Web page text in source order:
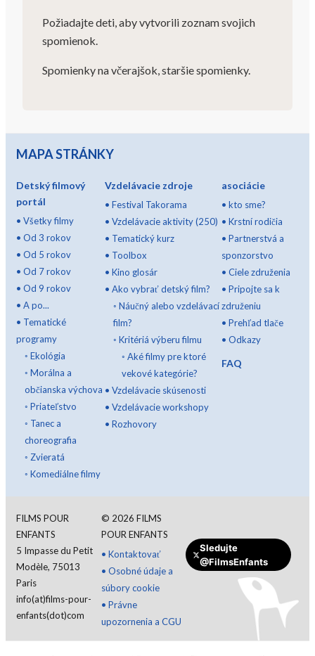
Požiadajte deti, aby vytvorili zoznam svojich
spomienok.
Spomienky na včerajšok, staršie spomienky.
MAPA STRÁNKY
Detský filmový
portál
• Všetky filmy
• Od 3 rokov
• Od 5 rokov
• Od 7 rokov
• Od 9 rokov
• A po...
• Tematické
programy
◦ Ekológia
◦ Morálna a
občianska výchova
◦ Priateľstvo
◦ Tanec a
choreografia
◦ Zvieratá
◦ Komediálne filmy
Vzdelávacie zdroje
• Festival Takorama
• Vzdelávacie aktivity (250)
• Tematický kurz
• Toolbox
• Kino glosár
• Ako vybrať detský film?
◦ Náučný alebo vzdelávací
film?
◦ Kritériá výberu filmu
◦ Aké filmy pre ktoré
vekové kategórie?
• Vzdelávacie skúsenosti
• Vzdelávacie workshopy
• Rozhovory
asociácie
•kto sme?
•Krstní rodičia
•Partnerstvá a
sponzorstvo
•Ciele združenia
•Pripojte sa k
združeniu
•Prehľad tlače
•Odkazy
FAQ
FILMS POUR
ENFANTS
5 Impasse du Petit
Modèle, 75013
Paris
info(at)films-pour-
enfants(dot)com
© 2026 FILMS
POUR ENFANTS
• Kontaktovať
• Osobné údaje a
súbory cookie
• Právne
upozornenia a CGU
Sledujte
@FilmsEnfants